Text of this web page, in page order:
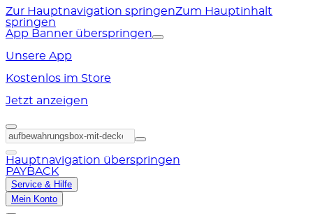
Zur Hauptnavigation springenZum Hauptinhalt
springen
App Banner überspringen
Unsere App
Kostenlos im Store
Jetzt anzeigen
Hauptnavigation überspringen
PAYBACK
Service & Hilfe
Mein Konto